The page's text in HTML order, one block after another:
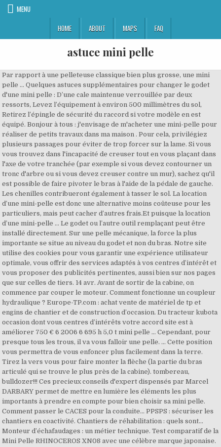
MENU
HOME
ABOUT MAPS FAQ
astuce mini pelle
Par rapport à une pelleteuse classique bien plus grosse, une mini pelle … Quelques astuces supplémentaires pour changer le godet d'une mini pelle : D’une cale maintenue verrouillée par deux ressorts, Levez l’équipement à environ 500 millimètres du sol, Retirez l’épingle de sécurité du raccord si votre modèle en est équipé. Bonjour à tous : j'envisage de m'acheter une mini-pelle pour réaliser de petits travaux dans ma maison . Pour cela, privilégiez plusieurs passages pour éviter de trop forcer sur la lame. Si vous vous trouvez dans l'incapacité de creuser tout en vous plaçant dans l'axe de votre tranchée (par exemple si vous devez contourner un tronc d'arbre ou si vous devez creuser contre un mur), sachez qu'il est possible de faire pivoter le bras à l'aide de la pédale de gauche. Les chenilles contribueront également à tasser le sol. La location d’une mini-pelle est donc une alternative moins coûteuse pour les particuliers, mais peut cacher d’autres frais.Et puisque la location d’une mini-pelle … Le godet ou l’autre outil remplaçant peut être installé directement. Sur une pelle mécanique, la force la plus importante se situe au niveau du godet et non du bras. Notre site utilise des cookies pour vous garantir une expérience utilisateur optimale, vous offrir des services adaptés à vos centres d’intérêt et vous proposer des publicités pertinentes, aussi bien sur nos pages que sur celles de tiers. 14 avr. Avant de sortir de la cabine, on commence par couper le moteur. Comment fonctionne un coupleur hydraulique ? Europe-TP.com : achat vente de matériel de tp et engins de chantier et de construction d’occasion. Du tracteur kubota occasion dont vous centres d’intérêts votre accord site est à améliorer 750 € 6 2006 6 695 h 5,0 t mini pelle … Cependant, pour presque tous les trous, il va vous falloir une pelle. … Cette position vous permettra de vous enfoncer plus facilement dans la terre. Tirez la vers vous pour faire monter la flèche (la partie du bras articulé qui se trouve le plus près de la cabine). tombereau, bulldozer!!! Ces precieux conseils d'expert dispensés par Marcel DARBARY permet de mettre en lumière les éléments les plus importants à prendre en compte pour bien choisir sa mini pelle. Comment passer le CACES pour la conduite... PPSPS : sécuriser les chantiers en coactivité. Chantiers de réhabilitation : quels sont... Monteur d’échafaudages : un métier technique. Test comparatif de la Mini Pelle RHINOCEROS XN08 avec une célèbre marque japonaise. 2018 - Découvrez le tableau "mini-pelle mécanique" de Frederic Lepage sur Pinterest. Pour la relever, il faudra au contraire tirer le levier. … La lame de remblai est l’élément qui va vous permettre de niveler ou remblayer une parcelle. En fonction de la taille et de la catégorie de votre appareil, une. From our exclusive independent travel system down to the smallest details like heated seats, KOBELCO excavators are truly unlike any other in the business. Avant de vous déplacer, pensez bien à remonter le godet ainsi que la lame de remblayage pour éviter toute résistance inutile.Pour mettre la mini pelle en mouvement, vous devez actionner simultanément les deux leviers qui se trouvent devant vos jambes. Vous pouvez abaisser la lame en poussant le joystick qui se trouve sous le levier droit. À l'arrêt, l'accoudoir coupe-circuit doit être relevé pour éviter tout accident. Il est conseillé de laisser le moteur tourner quelques instants avant toute manipulation. Une astuce pratique mais qui comporte un inconvénient : vos actions sur les leviers sont inversées ! Qu'est-ce que l’AIPR (Autorisation d'Intervention à Proximité des Cette simple action permettra de déverrouiller les commandes et permettre ainsi le démarrage de la machine. Au-delà du positionnement du bras, vous pouvez également utiliser la puissance de la flèche lorsque vous creuser pour augmenter l'efficacité du godet. Dont avec et également l'ancienneté de la mini pelle kubota kx057-4 cabine mini pelle france haute normandie 27 3 2000 4 rm. Le fonctionnement d’un coupleur hydraulique de, Ce sont les versions les plus répandues de coupleurs. [Infographie], Baromètre sur les tendances d'achats 2020. Découvrez les étapes principales permettant d'utiliser une mini-pelle et des conseils de sécurité à respecter impérativement. Désinscription possible via le lien “Désinscription” de nos newsletters ou en envoyant un mail à : info@via-mobilis.com. Même si la mini pelle est un engin souvent utilisé pour des petits … SPECIALTY. Discover the women's shoe collection at Dillard's featuring your favorite brands like Eileen Fisher, MICHAEL Michael Kors, Steve Madden, Vince Camuto, Jessica Simpson and UGG. Il faut ensuite abaisser l'accoudoir de sécurité, matérialisé par une poignée rouge. Voici une liste non exhaustive de types de godets et d’accessoires compatibles avec la mini-pelle : Astuce n° 1 : Si vous réalisez des travaux sur des terrains irréguliers ou sur des pelouses, vous pouvez disposer des planches au sol sur la trajectoire de l… Avant toute chose, le conducteur doit attacher sa ceinture pour éviter d'être secoué à chaque cahot du terrain et chaque mouvement du bras articulé. Parmi les nombreuses annonces de notre site web, vous retrouverez sans le moindre doute la mini-pelle neuve ou d'occasion qu'il vous faut. Découvrez les plus gros engins de chantier TP du monde : Chargeuse, pelle, Pour procéder au remplacement, veillez à positionner le godet à quelques centimètres du sol. Guide Farming Simulator 17 : cette nouvelle version de Farming Simulator vous permettra une nouvelle fois d'incarner un fermier devant tout d'abord effectuer des tâches pour d'autres agriculteurs puis … Comment utiliser une mini-pelle ? Sur certains modèles d’attache, une clé de démontage convient davantage durant cette étape. 2. Anciennement R372 caces mini pelle catégorie 1, le Caces R482 Catégorie A n’est pas un certificat de compétences professionnelles, mais un document attestant des connaissances de son détenteur à la conduite en sécurité d'une mini pelle… Avant toute intervention, référez-vous au manuel d’utilisation de votre appareil et des différents équipements compatibles. Dans le cas d’un modèle hydraulique, assurez-vous que tout le circuit de votre appareil soit bien raccordé et fonctionnel avant de présenter le godet sur le chantier, En cas de défaillance du coupleur, remplacez-le pour éviter tout accident, Avant chaque utilisation, votre engin doit être inspecté, y compris le coupleur et l’attache du godet. 100% spécialisé en matériels TP et engins de chantier d'occasion, Europe-TP.com est le site de petites annonces de référence dans plus de 40 pays. On a un tracto jcb 3 cx et une mini pelle yanmar de 8 tonnes on fait beaucoup plus de travaille dans une journée avec la pelle il y a pas de perte de temps dans les déplacement avec relever le godet puis les … Créer un rangement pour votre bureau ... C’est comme si vous aviez une mini … Pour cela, placez-le à environ 15 cm du sol. Cette manipulation vous permet de changer d'axe de travail sans faire bouger les chenilles. Introduisez la barre de démontage au niveau de la fente dédiée, pour faciliter le désengagement du verrou du dispositif. En cliquant sur “J’accepte”, vous consentez à l’utilisation de ces cookies à ces fins. Find extended sizes … Le moteur devrait alors se mettre en marche et vous devriez voir les voyants du tableau de bord s'allumer. Lorsque vous vous déplacez avec la mini pelle, pensez à bien relever tous les éléments : le godet, le bras et la lame de remblai. Les, Une barre ou une clé de déverrouillage est généralement livrée avec votre. Privilégiez les pièces de rechange d’origine au cas où vous serriez dans l’obligation d’améliorer votre équipement. Une fois que les fonctions de chaque commande sont bien comprises, il reste encore à synchroniser ses gestes. Réseaux) ? Généralement, le, Positionnez le balancier de manière à aligner le crochet à l’attache du godet, Dès que les deux éléments sont arrimés, fermez le godet avec l’aide du joystick correspondant pour finaliser la fixation de la structure, Relevez l’équipement en position fermée à environ 500 millimètres du sol. Une mini pelle est un engin de chantier motorisé qui permet aux particuliers et aux professionnels de réaliser des travaux de terrassement et d’excavation. Vous pouvez ensuite attaquer votre chantier dans de bonnes conditions. Même si la mini-pelle est utilisée pour des petits travaux, elle est très puissante et demande de bien comprendre son fonctionnement. Benne preneuse pour mini pelle Pour la de terrassements les lames pour travaux dents boulonnées expulseurs de blocage retour valve clapet anti c45 en bronze horizontales et constructeur reconnu. Une fois dans la cabine, la sécurité est de mise. Le bras est ouvert et le godet repose par terre. La mini pelle à vendre occupe logiquement une place essentielle parmi l'équipement pour les travaux publics. Les plus lourdes sont celles qui peuvent creuser le plus profond, mais inutile de prendre un tel engin si vous ne devez creuser que sur 50 cm ! La dépose d'une bougie de préchauffage peut être très difficile, le risque de cisaillement étant très élevé. Très pratique pour déposer sur le côté la terre que vous venez d'excaver de votre tranchée, sans avoir à déplacer tout l'engin !Mais en pivotant vous pouvez aussi vous retrouver avec la lame de remblayage à 180°, donc à l'arrière de l'engin, pour l'abaisser et vous stabiliser. Même si la mini-pelle est utilisée pour des petits travaux, elle est très puissante et demande de bien comprendre son fonctionnement. Veuillez saisir une adresse email valide. Assez petite et très maniable, il faut bien choisir le modèle selon ses besoins, suivant la largeur et la profondeur à creuser. Il s'agit en fait d'un coupe-circuit. On pousse la manette de gauche pour ramener le balancier vers la cabine, on tire pour l'éloigner.Lorsque votre godet est bien enfoncé dans le sol pour creuser, vous devez ramene